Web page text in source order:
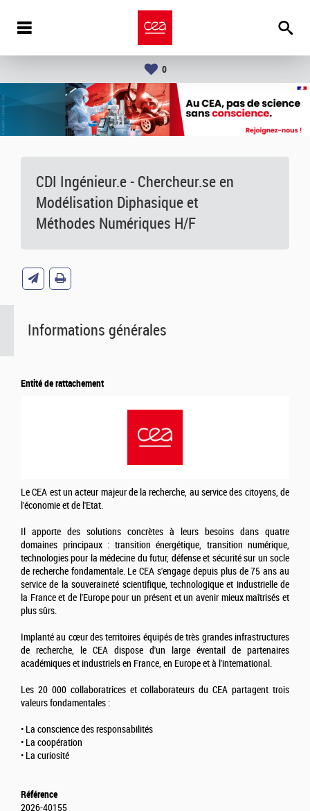
0
CDI Ingénieur.e - Chercheur.se en
Modélisation Diphasique et
Méthodes Numériques H/F
Informations générales
Entité de rattachement
Le CEA est un acteur majeur de la recherche, au service des citoyens, de
l'économie et de l'Etat.
Il apporte des solutions concrètes à leurs besoins dans quatre
domaines principaux : transition énergétique, transition numérique,
technologies pour la médecine du futur, défense et sécurité sur un socle
de recherche fondamentale. Le CEA s'engage depuis plus de 75 ans au
service de la souveraineté scientifique, technologique et industrielle de
la France et de l'Europe pour un présent et un avenir mieux maîtrisés et
plus sûrs.
Implanté au cœur des territoires équipés de très grandes infrastructures
de recherche, le CEA dispose d'un large éventail de partenaires
académiques et industriels en France, en Europe et à l'international.
Les 20 000 collaboratrices et collaborateurs du CEA partagent trois
valeurs fondamentales :
• La conscience des responsabilités
• La coopération
• La curiosité
Référence
2026-40155